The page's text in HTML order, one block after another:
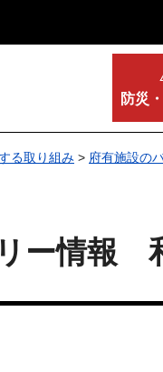
防災・
る取り組み > 府有施設の
ー情報